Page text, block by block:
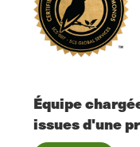
Équipe
issues d'une